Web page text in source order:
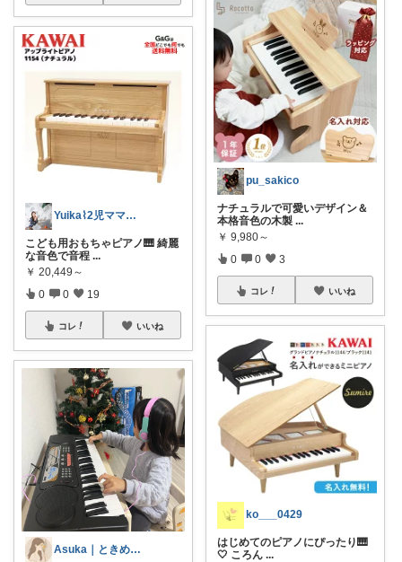
Yuika⌇2児ママ全力推しアイテム🕊
こども用おもちゃピアノ🎹 綺麗
な音色で音程 ...
￥ 20,449～
0 0 19
コレ いいね
Asuka｜ときめく暮らしアイテム
pu_sakico
ナチュラルで可愛いデザイン＆
本格音色の木製 ...
￥ 9,980～
0 0 3
コレ いいね
ko___0429
はじめてのピアノにぴったり🎹
🤍 ころん ...